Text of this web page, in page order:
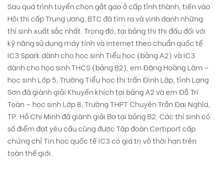
Sau quá trình tuyển chọn gắt gao ở cấp tỉnh thành, tiến vào
Hội thi cấp Trung ương, BTC đã tìm ra và vinh danh những
thí sinh xuất sắc nhất. Trong đó, tại bảng thi thi đấu đối với
kỹ năng sử dụng máy tính và Internet theo chuẩn quốc tế
IC3 Spark dành cho học sinh Tiểu học (bảng A2) và IC3
dành cho học sinh THCS (bảng B2), em Đặng Hoàng Lâm –
học sinh Lớp 5, Trường Tiểu học thị trấn Đình Lập, tỉnh Lạng
Sơn đã giành giải Khuyến khích tại bảng A2 và em Đỗ Trí
Toàn – học sinh Lớp 8, Trường THPT Chuyên Trần Đại Nghĩa,
TP. Hồ Chí Minh đã giành giải Ba tại bảng B2. Các thí sinh có
số điểm đạt yêu cầu cũng được Tập đoàn Certiport cấp
chứng chỉ Tin học quốc tế IC3 có giá trị vô thời hạn trên
toàn thế giới.